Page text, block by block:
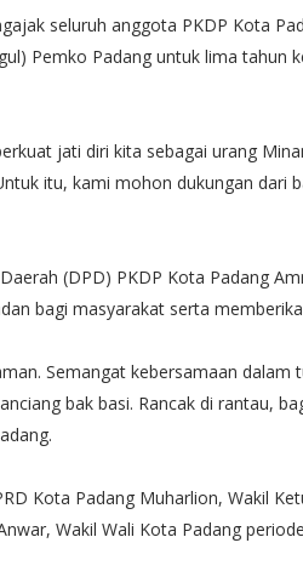
seluruh anggota PKDP Kota
Pemko Padang untuk lima tahun
jati diri kita sebagai urang
itu, kami mohon dukungan dari
(DPD) PKDP Kota Padang
bagi masyarakat serta
Semangat kebersamaan
bak basi. Rancak di rantau,
Kota Padang Muharlion, Wakil
Wakil Wali Kota Padang